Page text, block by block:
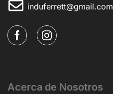
induferrett@gmail.com
Acerca de Nosotros